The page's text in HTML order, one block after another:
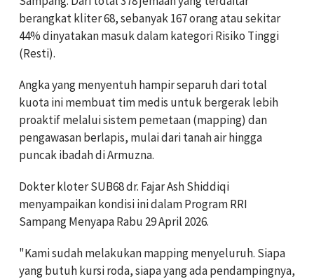
berangkat kliter 68, sebanyak 167 orang atau sekitar
44% dinyatakan masuk dalam kategori Risiko Tinggi
(Resti).
Angka yang menyentuh hampir separuh dari total
kuota ini membuat tim medis untuk bergerak lebih
proaktif melalui sistem pemetaan (mapping) dan
pengawasan berlapis, mulai dari tanah air hingga
puncak ibadah di Armuzna.
Dokter kloter SUB68 dr. Fajar Ash Shiddiqi
menyampaikan kondisi ini dalam Program RRI
Sampang Menyapa Rabu 29 April 2026.
"Kami sudah melakukan mapping menyeluruh. Siapa
yang butuh kursi roda, siapa yang ada pendampingnya,